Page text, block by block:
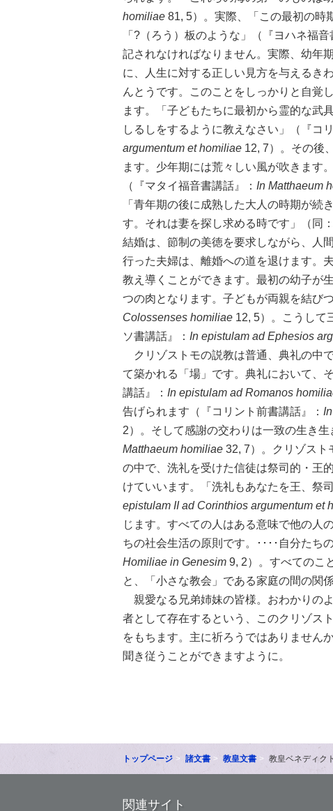
homiliae 81, 5）。実際、「この最初の時
「?（ろう）板のような」（『ヨハネ福音
記されなければなりません。実際、幼年
に、人生に対する正しい見方を与えるき
んとうです。このことをしっかりと自覚
ます。「子どもたちに最初から霊的な武
しるしをするように教えなさい」（『コ
argumentum et homiliae 12, 7）。その後
ます。少年期には荒々しい風が吹きます
（『マタイ福音書講話』： In Matthaeum
「青年期の後に成熟した大人の時期が続
す。それは妻を探し求める時です」（同：
結婚は、節制の美徳を要求しながら、人
行った夫婦は、離婚への道を退けます。
教え導くことができます。最初の幼子が
つの肉となります。子どもが両親を結び
Colossenses homiliae 12, 5）。こうして
ソ書講話』： In epistulam ad Ephesios
クリゾストモの説教は普通、典礼の中
て築かれる「場」です。典礼において、
講話』： In epistulam ad Romanos
告げられます（『コリント前書講話』：
2）。そして感謝の交わりは一致の生き
Matthaeum homiliae 32, 7）。クリゾスト
の中で、洗礼を受けた信徒は祭司的・王
けていいます。「洗礼もあなたを王、祭
epistulam II ad Corinthios argumentum et
じます。すべての人はある意味で他の人
ちの社会生活の原則です。････自分たち
Homiliae in Genesim 9, 2）。すべてのこ
と、「小さな教会」である家庭の間の関
親愛なる兄弟姉妹の皆様。おわかりの
者として存在するという、このクリゾス
をもちます。主に祈ろうではありません
聞き従うことができますように。
トップページ 諸文書 教皇文書 教皇ベネディク
関連サイト